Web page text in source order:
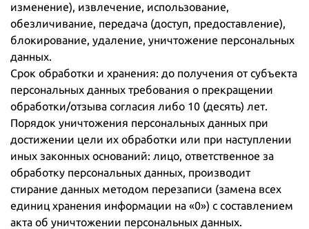
изменение), извлечение, использование,
обезличивание, передача (доступ, предоставление),
блокирование, удаление, уничтожение персональных
данных.
Срок обработки и хранения: до получения от субъекта
персональных данных требования о прекращении
обработки/отзыва согласия либо 10 (десять) лет.
Порядок уничтожения персональных данных при
достижении цели их обработки или при наступлении
иных законных оснований: лицо, ответственное за
обработку персональных данных, производит
стирание данных методом перезаписи (замена всех
единиц хранения информации на «0») с составлением
акта об уничтожении персональных данных.